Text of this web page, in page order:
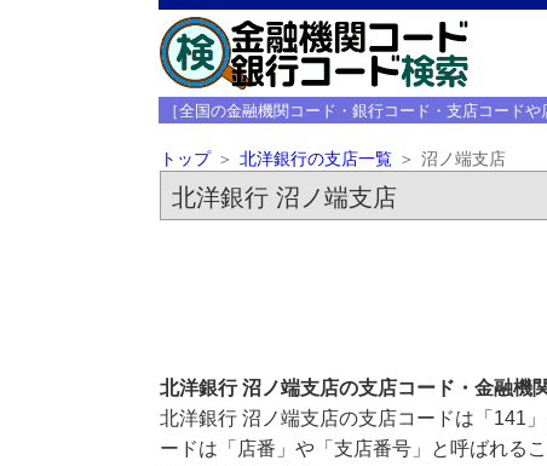
［全国の金融機関コード・銀行コード・支店コードや
トップ 北洋銀行の支店一覧 沼ノ端支店
北洋銀行 沼ノ端支店
北洋銀行 沼ノ端支店の支店コード・金融機
北洋銀行 沼ノ端支店の支店コードは「141
ードは「店番」や「支店番号」と呼ばれる